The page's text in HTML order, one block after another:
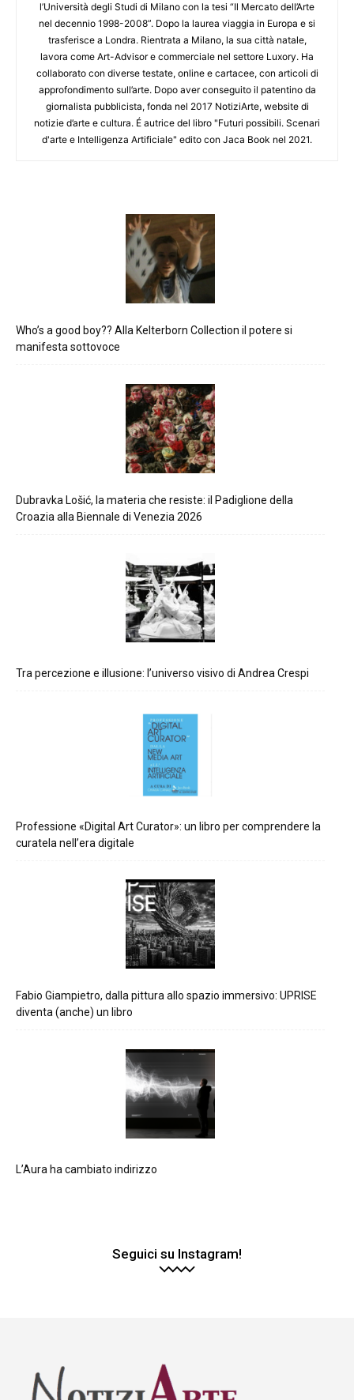
l’Università degli Studi di Milano con la tesi “Il Mercato dell’Arte
nel decennio 1998-2008”. Dopo la laurea viaggia in Europa e si
trasferisce a Londra. Rientrata a Milano, la sua città natale,
lavora come Art-Advisor e commerciale nel settore Luxory. Ha
collaborato con diverse testate, online e cartacee, con articoli di
approfondimento sull’arte. Dopo aver conseguito il patentino da
giornalista pubblicista, fonda nel 2017 NotiziArte, website di
notizie d’arte e cultura. É autrice del libro "Futuri possibili. Scenari
d'arte e Intelligenza Artificiale" edito con Jaca Book nel 2021.
Who’s a good boy?? Alla Kelterborn Collection il potere si
manifesta sottovoce
Dubravka Lošić, la materia che resiste: il Padiglione della
Croazia alla Biennale di Venezia 2026
Tra percezione e illusione: l’universo visivo di Andrea Crespi
Professione «Digital Art Curator»: un libro per comprendere la
curatela nell’era digitale
Fabio Giampietro, dalla pittura allo spazio immersivo: UPRISE
diventa (anche) un libro
L’Aura ha cambiato indirizzo
Seguici su Instagram!